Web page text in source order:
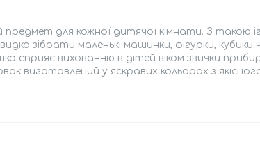
предмет для кожної дитячої кімнати. З
зібрати маленькі машинки, фігурки,
сприяє вихованню в дітей віком звички
виготовлений у яскравих кольорах з